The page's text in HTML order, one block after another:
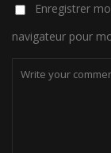
Enregistrer
navigateur pour